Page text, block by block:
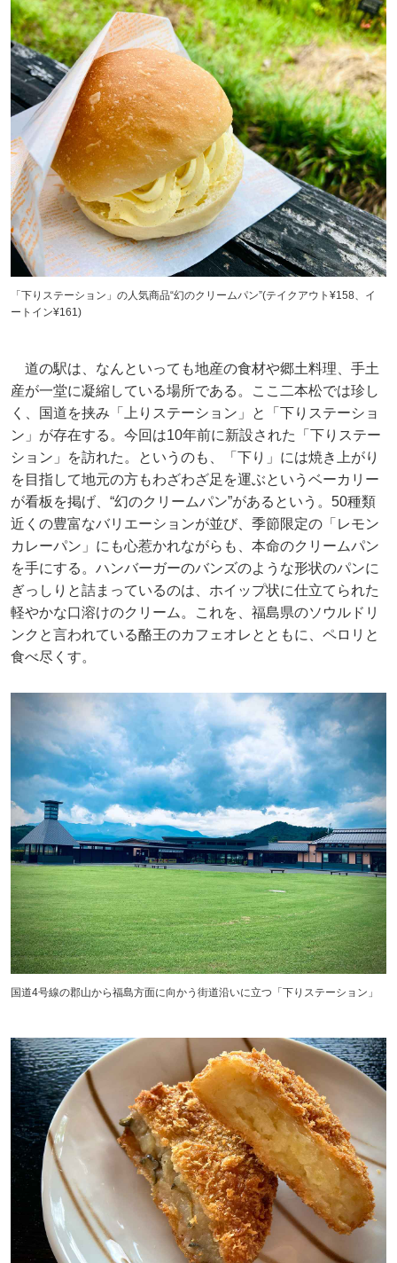
「下りステーション」の人気商品“幻のクリームパン”(テイクアウト¥158、イ
ートイン¥161)
道の駅は、なんといっても地産の食材や郷土料理、手土
産が一堂に凝縮している場所である。ここ二本松では珍し
く、国道を挟み「上りステーション」と「下りステーショ
ン」が存在する。今回は10年前に新設された「下りステー
ション」を訪れた。というのも、「下り」には焼き上がり
を目指して地元の方もわざわざ足を運ぶというベーカリー
が看板を掲げ、“幻のクリームパン”があるという。50種類
近くの豊富なバリエーションが並び、季節限定の「レモン
カレーパン」にも心惹かれながらも、本命のクリームパン
を手にする。ハンバーガーのバンズのような形状のパンに
ぎっしりと詰まっているのは、ホイップ状に仕立てられた
軽やかな口溶けのクリーム。これを、福島県のソウルドリ
ンクと言われている酪王のカフェオレとともに、ペロリと
食べ尽くす。
国道4号線の郡山から福島方面に向かう街道沿いに立つ「下りステーション」